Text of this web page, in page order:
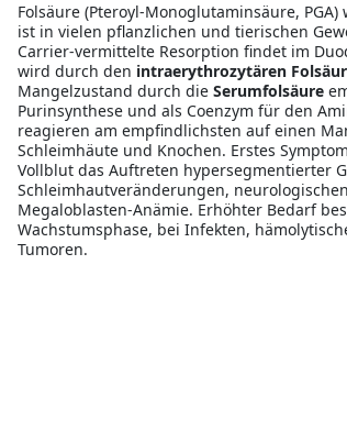
Folsäure (Pteroyl-Monoglutaminsäure,
ist in vielen pflanzlichen und tierischen
Carrier-vermittelte Resorption findet im
wird durch den intraerythrozytären
Mangelzustand durch die Serumfolsäure
Purinsynthese und als Coenzym für den
reagieren am empfindlichsten auf einen
Schleimhäute und Knochen. Erstes
Vollblut das Auftreten hypersegmentierter
Schleimhautveränderungen,
Megaloblasten-Anämie. Erhöhter Bedarf
Wachstumsphase, bei Infekten,
Tumoren.